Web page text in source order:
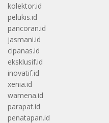
kolektor.id
pelukis.id
pancoran.id
jasmani.id
cipanas.id
eksklusif.id
inovatif.id
xenia.id
wamena.id
parapat.id
penatapan.id